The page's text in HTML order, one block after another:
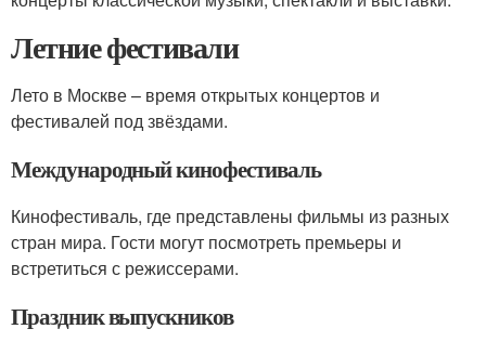
Летние фестивали
Лето в Москве – время открытых концертов и
фестивалей под звёздами.
Международный кинофестиваль
Кинофестиваль, где представлены фильмы из разных
стран мира. Гости могут посмотреть премьеры и
встретиться с режиссерами.
Праздник выпускников